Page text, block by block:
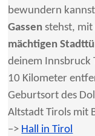
bewundern
Gassen stehst, mit
mächtigen
deinem Innsbruck
10 Kilometer
Geburtsort des
Altstadt Tirols mit
–> Hall in Tirol